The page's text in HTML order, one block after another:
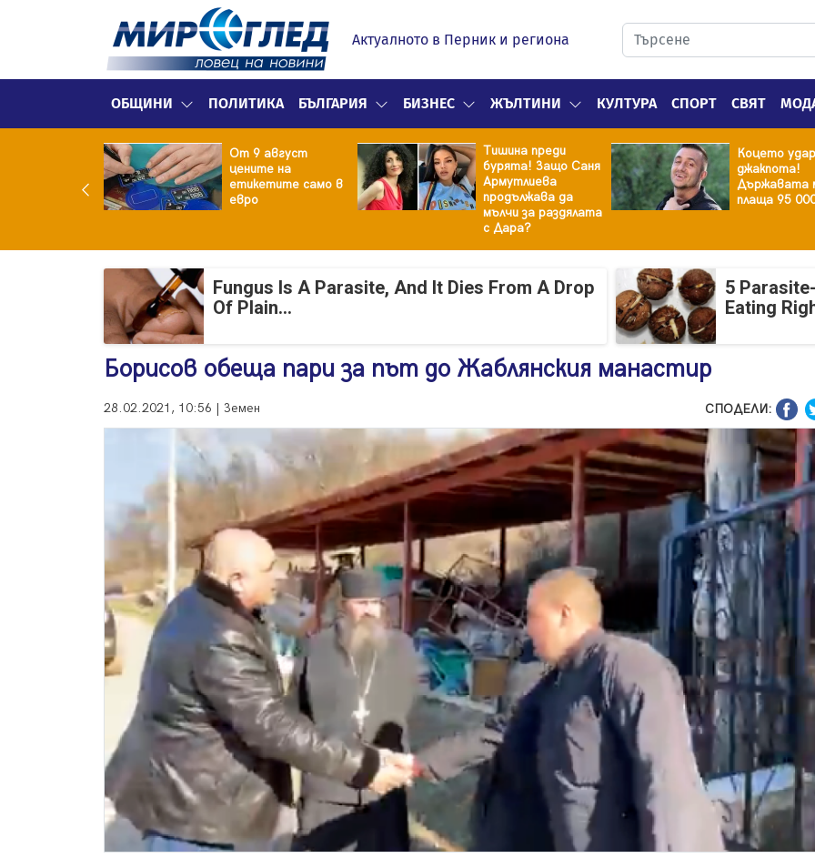
Актуалното в Перник и региона
ОБЩИНИ ПОЛИТИКА БЪЛГАРИЯ БИЗНЕС ЖЪЛТИНИ КУЛТУРА СПОРТ СВЯТ
От 9 август
цените на
етикетите само в
евро
Тишина преди
бурята! Защо Саня
Армутлиева
продължава да
мълчи за раздялата
с Дара?
Коцето
джакпота!
Държавата
плаща 95
Fungus Is A Parasite, And It Dies From A Drop
Of Plain...
5
Eating
Борисов обеща пари за път до Жаблянския манастир
28.02.2021, 10:56 | Земен СПОДЕЛИ: